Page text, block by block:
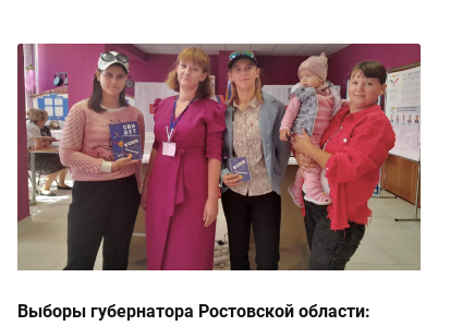
Выборы губернатора Ростовской области: